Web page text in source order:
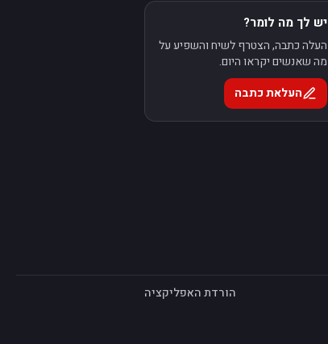
יש לך מה לומר?
העלה כתבה, הצטרף לשיח והשפיע על
מה שאנשים יקראו היום.
העלאת כתבה
הורדת האפליקציה